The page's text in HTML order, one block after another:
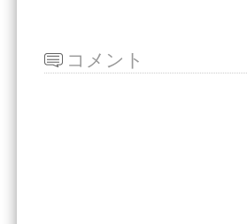
コメント